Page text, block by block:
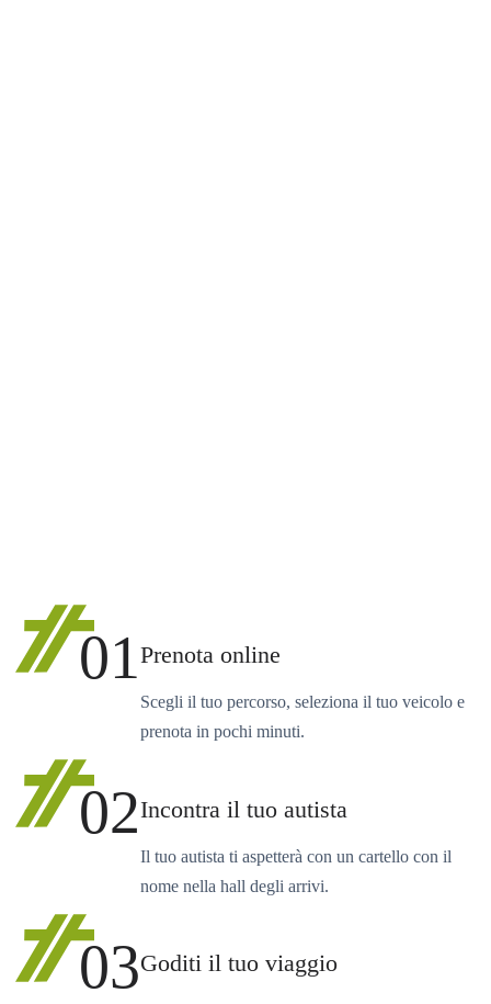
01Prenota online
Scegli il tuo percorso, seleziona il tuo veicolo e
prenota in pochi minuti.
02Incontra il tuo autista
Il tuo autista ti aspetterà con un cartello con il
nome nella hall degli arrivi.
03Goditi il tuo viaggio